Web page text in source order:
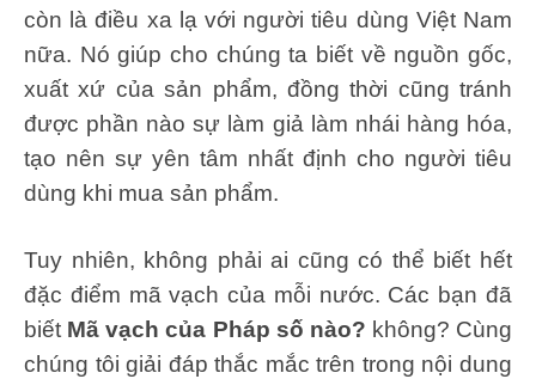
còn là điều xa lạ với người tiêu dùng Việt Nam
nữa. Nó giúp cho chúng ta biết về nguồn gốc,
xuất xứ của sản phẩm, đồng thời cũng tránh
được phần nào sự làm giả làm nhái hàng hóa,
tạo nên sự yên tâm nhất định cho người tiêu
dùng khi mua sản phẩm.
Tuy nhiên, không phải ai cũng có thể biết hết
đặc điểm mã vạch của mỗi nước. Các bạn đã
biết Mã vạch của Pháp số nào? không? Cùng
chúng tôi giải đáp thắc mắc trên trong nội dung